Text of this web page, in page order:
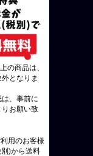
の商品は、
となりま
、事前に
りお願い致
用のお客様
)から送料